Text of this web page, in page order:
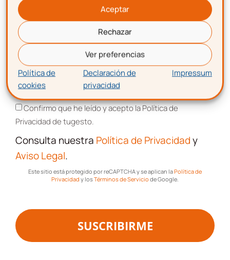
Aceptar
Rechazar
Ver preferencias
Política de
cookies
Declaración de
privacidad
Impressum
Ahora que ya tienes tu certificado en el
escritorio, si necesitas importarlo para
utilizarlo en un nuevo navegador, USB o
equipo, sigue los pasos de nuestra guía de
instalación del certificado digital
Gestiona así tus certificados digitales de
Ya estarían todos los pasos
realizados correctamente
Correo electrónico
Aceptación de términos y condiciones
Confirmo que he leído y acepto la Política de
Privacidad de tugesto.
Consulta nuestra Política de Privacidady
Aviso Legal.
Este sitio está protegido por reCAPTCHA y se aplican laPolítica de
Privacidad y losTérminos de Servicio de Google.
SUSCRIBIRME